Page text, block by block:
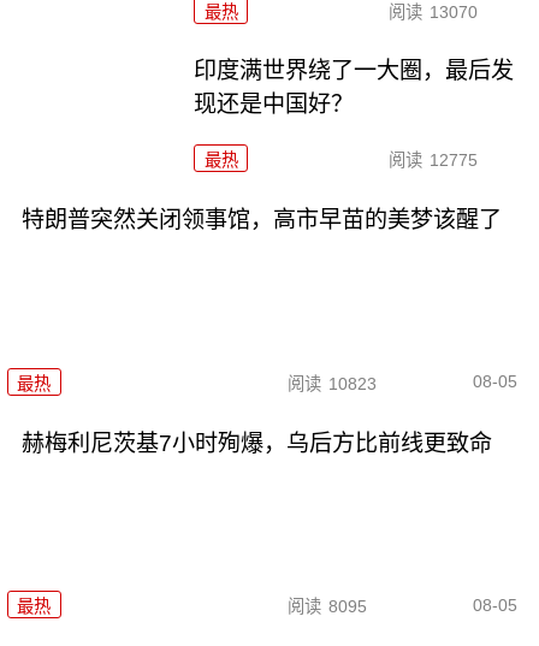
最热 阅读 13070
印度满世界绕了一大圈，最后发
现还是中国好？
最热 阅读 12775
特朗普突然关闭领事馆，高市早苗的美梦该醒了
最热 阅读 10823 08-05
赫梅利尼茨基7小时殉爆，乌后方比前线更致命
最热 阅读 8095 08-05